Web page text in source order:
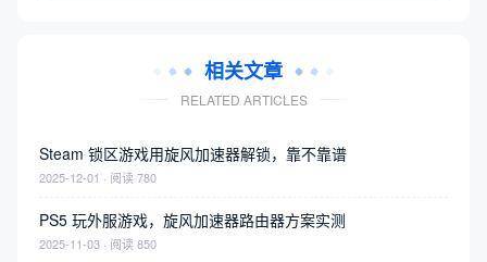
相关文章
RELATED ARTICLES
Steam 锁区游戏用旋风加速器解锁，靠不靠谱
2025-12-01 · 阅读 780
PS5 玩外服游戏，旋风加速器路由器方案实测
2025-11-03 · 阅读 850